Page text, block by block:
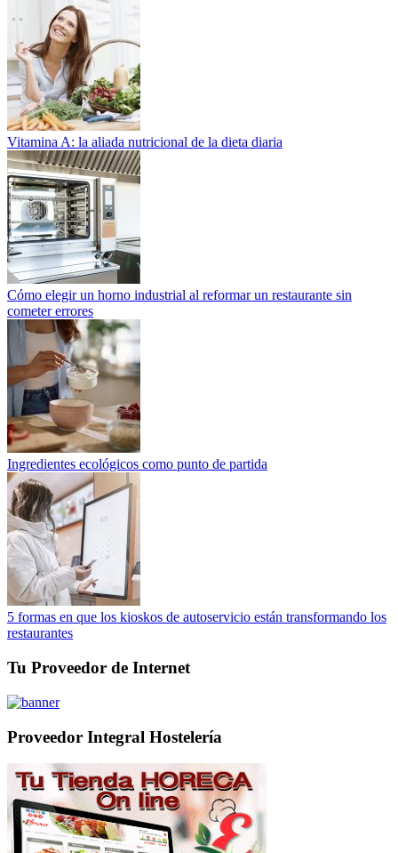
Vitamina A: la aliada nutricional de la dieta diaria
Cómo elegir un horno industrial al reformar un restaurante sin
cometer errores
Ingredientes ecológicos como punto de partida
5 formas en que los kioskos de autoservicio están transformando los
restaurantes
Tu Proveedor de Internet
Proveedor Integral Hostelería